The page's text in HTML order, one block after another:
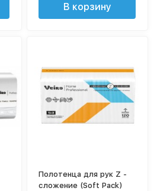
В корзину
Полотенца для рук Z -
сложение (Soft Pack)